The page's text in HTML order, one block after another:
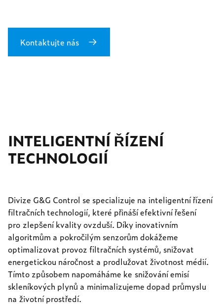
Kontaktujte nás
INTELIGENTNÍ ŘÍZENÍ
TECHNOLOGIÍ
Divize G&G Control se specializuje na inteligentní řízení
filtračních technologií, které přináší efektivní řešení
pro zlepšení kvality ovzduší. Díky inovativním
algoritmům a pokročilým senzorům dokážeme
optimalizovat provoz filtračních systémů, snižovat
energetickou náročnost a prodlužovat životnost médií.
Tímto způsobem napomáháme ke snižování emisí
skleníkových plynů a minimalizujeme dopad průmyslu
na životní prostředí.